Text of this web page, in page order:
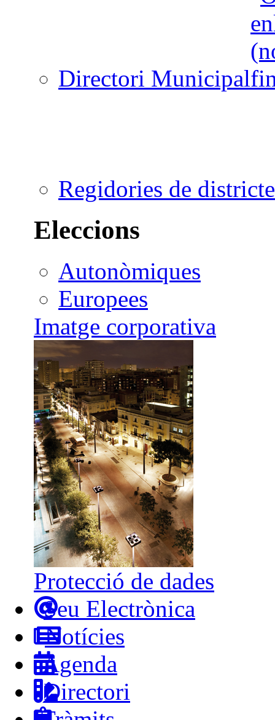
Directori Municipal
Regidories de districte
Eleccions
Autonòmiques
Europees
Imatge corporativa
Protecció de dades
Seu Electrònica
Notícies
Agenda
Directori